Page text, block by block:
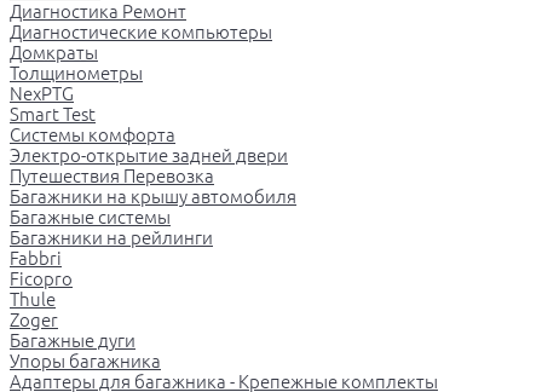
Диагностика Ремонт
Диагностические компьютеры
Домкраты
Толщинометры
NexPTG
Smart Test
Системы комфорта
Электро-открытие задней двери
Путешествия Перевозка
Багажники на крышу автомобиля
Багажные системы
Багажники на рейлинги
Fabbri
Ficopro
Thule
Zoger
Багажные дуги
Упоры багажника
Адаптеры для багажника - Крепежные комплекты